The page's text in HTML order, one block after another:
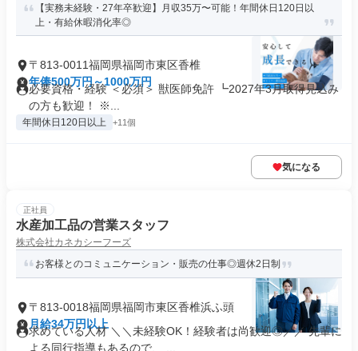
【実務未経験・27年卒歓迎】月収35万〜可能！年間休日120日以
上・有給休暇消化率◎
〒813-0011福岡県福岡市東区香椎
年俸500万円～1000万円
必要資格・経験 ＜必須＞ 獣医師免許 ┗2027年3月取得見込み
の方も歓迎！ ※...
年間休日120日以上 +11個
気になる
正社員
水産加工品の営業スタッフ
株式会社カネカシーフーズ
お客様とのコミュニケーション・販売の仕事◎週休2日制
〒813-0018福岡県福岡市東区香椎浜ふ頭
月給34万円以上
求めている人材 ＼＼未経験OK！経験者は尚歓迎◎／／ 先輩に
よる同行指導もあるので、 ...